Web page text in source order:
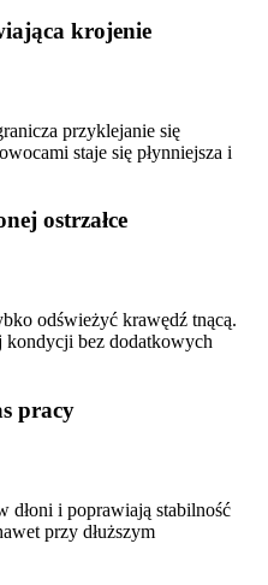
krojenie
przyklejanie się
staje się płynniejsza i
ostrzałce
odświeżyć krawędź tnącą.
kondycji bez dodatkowych
pracy
dłoni i poprawiają stabilność
przy dłuższym